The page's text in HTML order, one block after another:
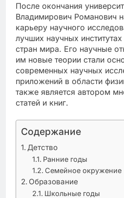
После окончания
Владимирович Романович
карьеру научного
лучших научных
стран мира. Его научные
им новые теории стали
современных научных
приложений в области
также является автором
статей и книг.
Содержание
Детство
Ранние годы
Семейное окружение
Образование
Школьные годы